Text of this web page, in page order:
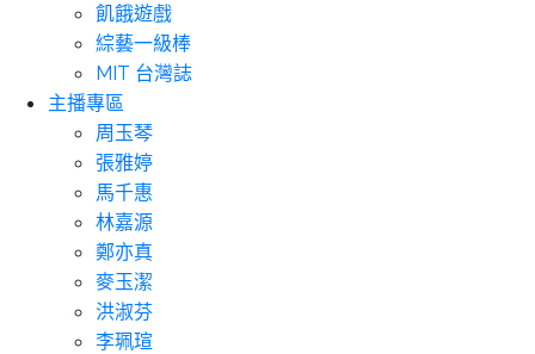
飢餓遊戲
綜藝一級棒
MIT 台灣誌
主播專區
周玉琴
張雅婷
馬千惠
林嘉源
鄭亦真
麥玉潔
洪淑芬
李珮瑄